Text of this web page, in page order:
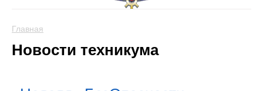
Главная
Новости техникума